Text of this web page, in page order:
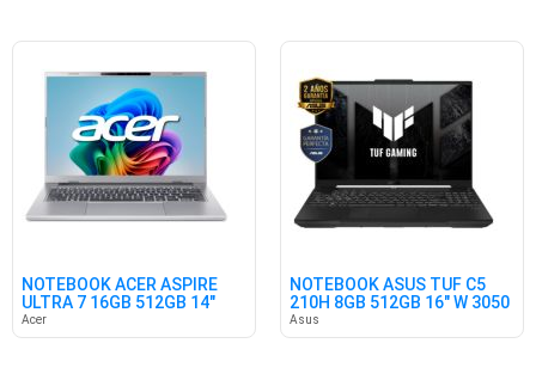
NOTEBOOK ACER ASPIRE
ULTRA 7 16GB 512GB 14"
W11
Acer
NOTEBOOK ASUS TUF C5
210H 8GB 512GB 16" W 3050
6GB
Asus